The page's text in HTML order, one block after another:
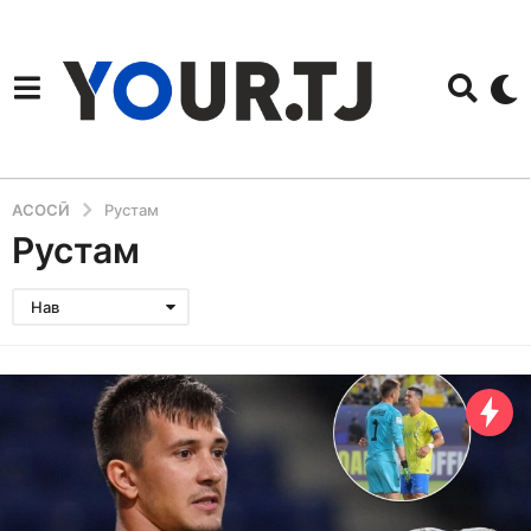
АСОСӢ Рустам
Рустам
Нав